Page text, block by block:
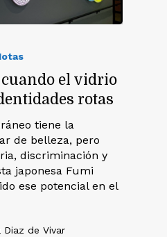
el vidrio
rotas
tiene la
de belleza, pero
discriminación y
japonesa Fumi
ese potencial en el
Diaz de Vivar